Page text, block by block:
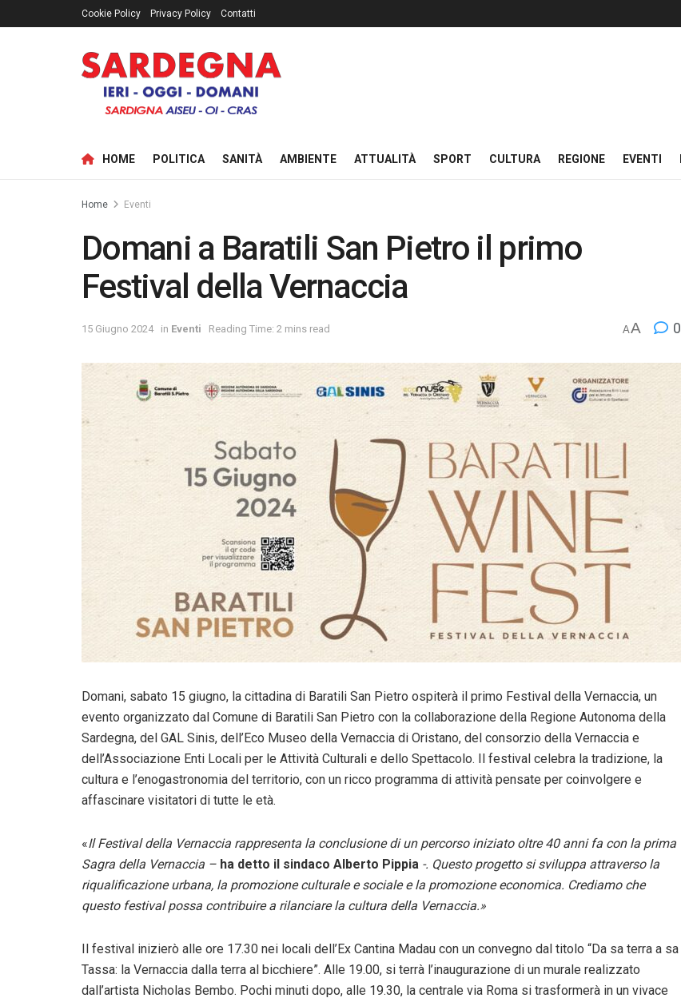
Cookie Policy Privacy Policy Contatti
HOME POLITICA SANITÀ AMBIENTE ATTUALITÀ SPORT CULTURA REGIONE EVENTI
Home Eventi
Domani a Baratili San Pietro il primo
Festival della Vernaccia
15 Giugno 2024 in Eventi Reading Time: 2 mins read AA 0
Domani, sabato 15 giugno, la cittadina di Baratili San Pietro ospiterà il primo Festival della Vernaccia, un
evento organizzato dal Comune di Baratili San Pietro con la collaborazione della Regione Autonoma della
Sardegna, del GAL Sinis, dell’Eco Museo della Vernaccia di Oristano, del consorzio della Vernaccia e
dell’Associazione Enti Locali per le Attività Culturali e dello Spettacolo. Il festival celebra la tradizione, la
cultura e l’enogastronomia del territorio, con un ricco programma di attività pensate per coinvolgere e
affascinare visitatori di tutte le età.
«Il Festival della Vernaccia rappresenta la conclusione di un percorso iniziato oltre 40 anni fa con la prima
Sagra della Vernaccia – ha detto il sindaco Alberto Pippia -. Questo progetto si sviluppa attraverso la
riqualificazione urbana, la promozione culturale e sociale e la promozione economica. Crediamo che
questo festival possa contribuire a rilanciare la cultura della Vernaccia.»
Il festival inizierò alle ore 17.30 nei locali dell’Ex Cantina Madau con un convegno dal titolo “Da sa terra a sa
Tassa: la Vernaccia dalla terra al bicchiere”. Alle 19.00, si terrà l’inaugurazione di un murale realizzato
dall’artista Nicholas Bembo. Pochi minuti dopo, alle 19.30, la centrale via Roma si trasformerà in un vivace